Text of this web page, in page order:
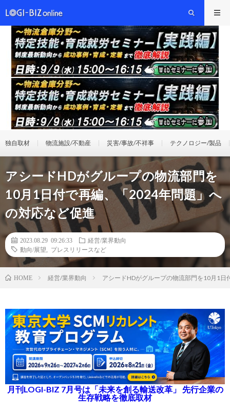
独自取材 物流施設/不動産 災害/事故/不祥事 テクノロジー/製品
アシードHDがグループの物流部門を
10月1日付で再編、「2024年問題」へ
の対応など促進
2023.08.29 09:26:33
経営/業界動向
動向/展望
プレスリリースなど
HOME 経営/業界動向 アシードHDがグループの物流部門を10月1
月刊LOGI-BIZ 7月号は「未来を創る輸送改革」 先行企業の
生存戦略を徹底取材